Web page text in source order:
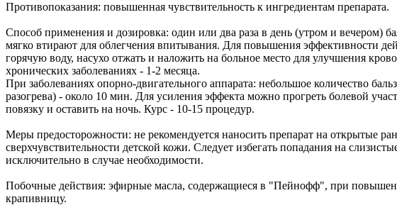
Противопоказания: повышенная чувствительность к ингредиентам препарата.
Способ применения и дозировка: один или два раза в день (утром и вечером)
мягко втирают для облегчения впитывания. Для повышения эффективности
горячую воду, насухо отжать и наложить на больное место для улучшения
хронических заболеваниях - 1-2 месяца.
При заболеваниях опорно-двигательного аппарата: небольшое количество
разогрева) - около 10 мин. Для усиления эффекта можно прогреть болевой
повязку и оставить на ночь. Курс - 10-15 процедур.
Меры предосторожности: не рекомендуется наносить препарат на открытые
сверхчувствительности детской кожи. Следует избегать попадания на
исключительно в случае необходимости.
Побочные действия: эфирные масла, содержащиеся в "Пейнофф", при
крапивницу.